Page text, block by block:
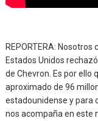
REPORTERA:
Estados Unidos
de Chevron. Es por ello
aproximado de 96
estadounidense y para
nos acompaña en este